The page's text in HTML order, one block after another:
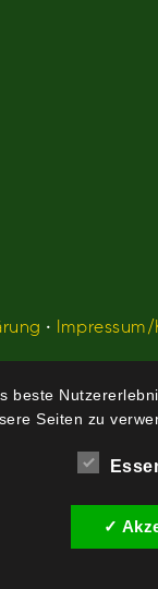
•
beste
Seiten zu
✓